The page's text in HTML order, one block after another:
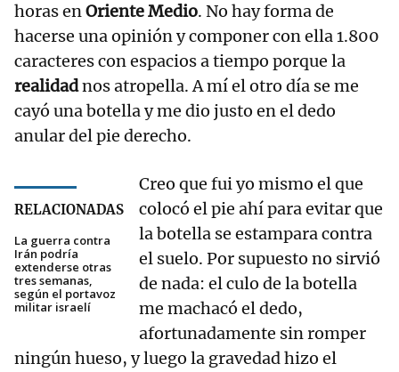
horas enOriente Medio. No hay forma de
hacerse una opinión y componer con ella 1.800
caracteres con espacios a tiempo porque la
realidadnos atropella. A mí el otro día se me
cayó una botella y me dio justo en el dedo
anular del pie derecho.
RELACIONADAS
La guerra contra
Irán podría
extenderse otras
tres semanas,
según el portavoz
militar israelí
Creo que fui yo mismo el que
colocó el pie ahí para evitar que
la botella se estampara contra
el suelo. Por supuesto no sirvió
de nada: el culo de la botella
me machacó el dedo,
afortunadamente sin romper
ningún hueso, y luego la gravedad hizo el